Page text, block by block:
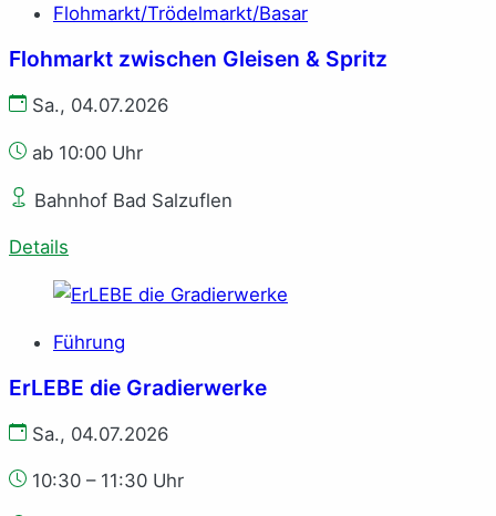
Flohmarkt/Trödelmarkt/Basar
Flohmarkt zwischen Gleisen & Spritz
Sa., 04.07.2026
ab 10:00 Uhr
Bahnhof Bad Salzuflen
Details
Führung
ErLEBE die Gradierwerke
Sa., 04.07.2026
10:30 – 11:30 Uhr